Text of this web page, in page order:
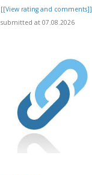
[[View rating and comments]]
submitted at 07.08.2026